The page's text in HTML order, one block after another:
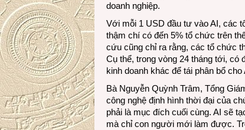
doanh nghiệp.
Với mỗi 1 USD đầu tư vào AI, các
thậm chí có đến 5% tổ chức trên
cứu cũng chỉ ra rằng, các tổ chức
Cụ thể, trong vòng 24 tháng tới, có
kinh doanh khác để tái phân bổ cho
Bà Nguyễn Quỳnh Trâm, Tổng
công nghệ định hình thời đại của
phải là mục đích cuối cùng. AI sẽ
mà chỉ con người mới làm được.